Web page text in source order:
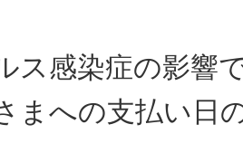
ス感染症の影響
まへの支払い日